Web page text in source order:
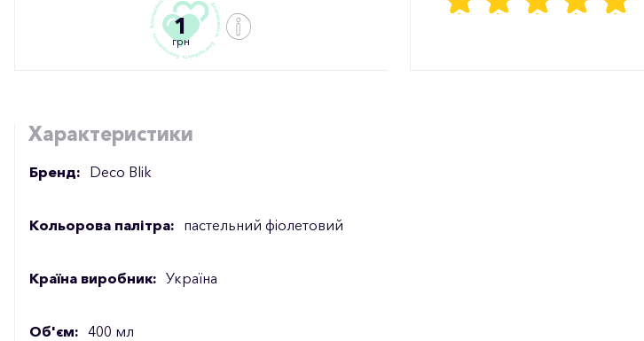
1
грн
Характеристики
Бренд: Deco Blik
Кольорова палітра: пастельний фіолетовий
Країна виробник: Україна
Об'єм: 400 мл